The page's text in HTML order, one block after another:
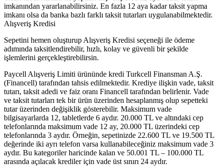
imkanından yararlanabilirsiniz. En fazla 12 aya kadar taksit yapma
imkanı olsa da banka bazlı farklı taksit tutarları uygulanabilmektedir.
Alışveriş Kredisi
Sepetini hemen oluşturup Alışveriş Kredisi seçeneği ile ödeme
adımında taksitlendirebilir, hızlı, kolay ve güvenli bir şekilde
işlemlerini gerçekleştirebilirsin.
Paycell Alışveriş Limiti ürününde kredi Turkcell Finansman A.Ş.
(Financell) tarafından tahsis edilmektedir. Krediye ilişkin vade, taksit
tutarı, taksit adedi ve faiz oranı Financell tarafından belirlenir. Vade
ve taksit tutarları tek bir ürün üzerinden hesaplanmış olup sepetteki
tutar üzerinden değişiklik gösterebilir. Maksimum vade
bilgisayarlarda 12, tabletlerde 6 aydır. 20.000 TL ve altındaki cep
telefonlarında maksimum vade 12 ay, 20.000 TL üzerindeki cep
telefonlarında 3 aydır. Örneğin, sepetinizde 22.600 TL ve 19.500 TL
değerinde iki ayrı telefon varsa kullanabileceğiniz maksimum vade 3
aydır. Bu kategoriler haricinde kalan ve 50.001 TL – 100.000 TL
arasında açılacak krediler için vade üst sınırı 24 aydır.